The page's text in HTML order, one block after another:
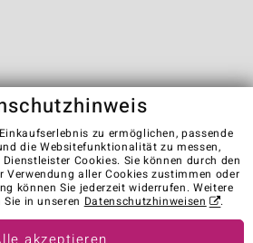
Cookies
Impressum
Vertrag widerrufen
stores in other countries:
zu ermöglichen, passende
die Websitefunktionalität zu messen,
Cookies. Sie können durch den
Verwendung aller Cookies zustimmen oder
können Sie jederzeit widerrufen. Weitere
in unseren Datenschutzhinweisen .